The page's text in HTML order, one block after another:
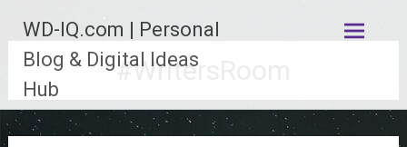
konten
WD-IQ.com | Personal
Blog & Digital Ideas
Hub
#WritersRoom